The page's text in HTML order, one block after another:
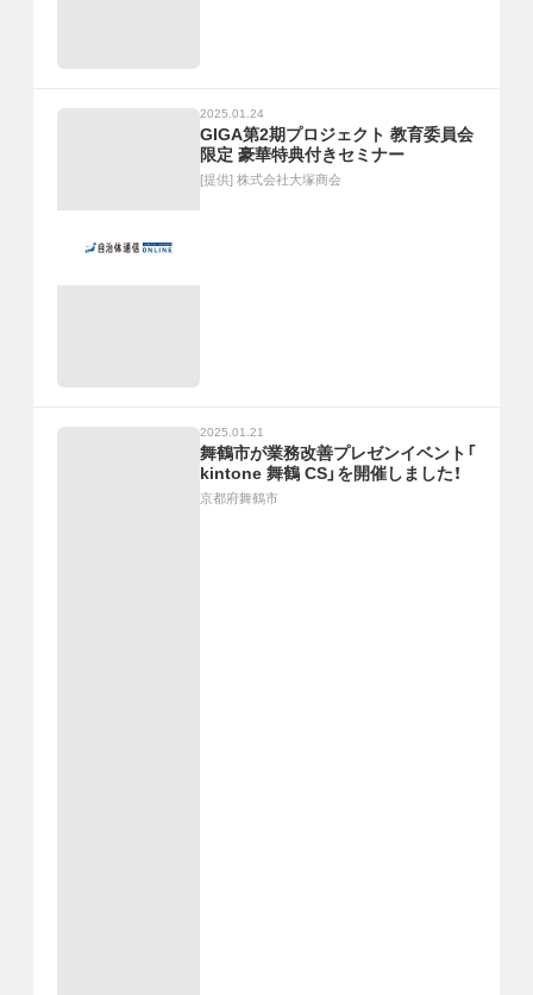
2025.01.24
GIGA第2期プロジェクト 教育委員会
限定 豪華特典付きセミナー
[提供] 株式会社大塚商会
2025.01.21
舞鶴市が業務改善プレゼンイベント「
kintone 舞鶴 CS」を開催しました！
京都府舞鶴市